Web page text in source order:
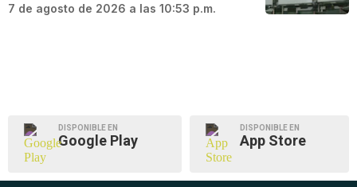
7 de agosto de 2026 a las 10:53 p.m.
DISPONIBLE EN
Google Play
DISPONIBLE EN
App Store